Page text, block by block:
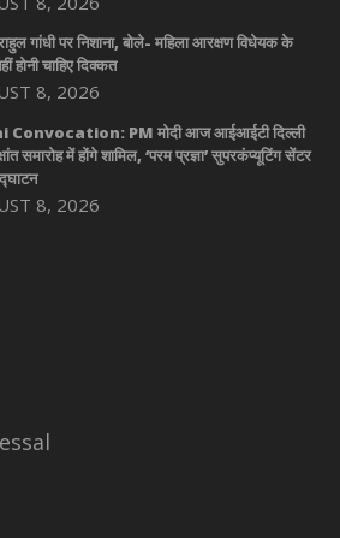
गांधी पर निशाना, बोले- महिला आरक्षण विधेयक के
होनी चाहिए दिक्कत
8, 2026
Convocation: PM मोदी आज आईआईटी दिल्ली
समारोह में होंगे शामिल, ‘परम प्रज्ञा’ सुपरकंप्यूटिंग सेंटर
8, 2026